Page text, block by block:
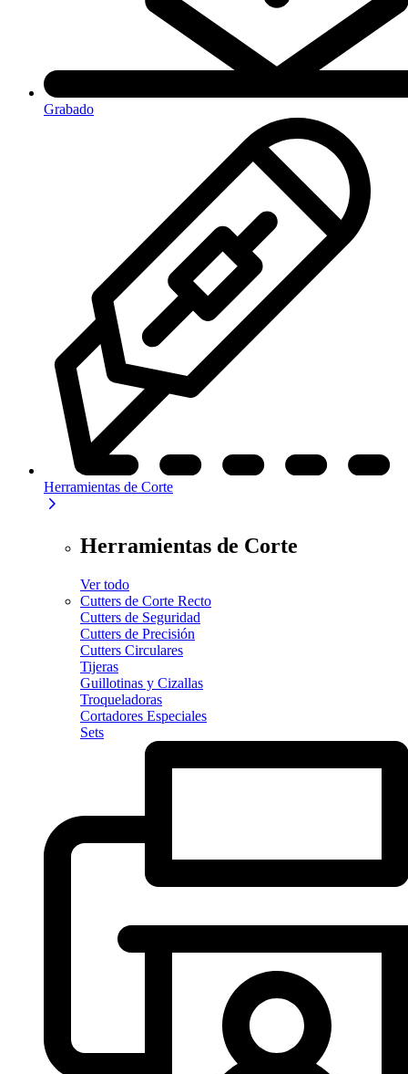
Grabado
Herramientas de Corte
Herramientas de Corte
Ver todo
Cutters de Corte Recto
Cutters de Seguridad
Cutters de Precisión
Cutters Circulares
Tijeras
Guillotinas y Cizallas
Troqueladoras
Cortadores Especiales
Sets